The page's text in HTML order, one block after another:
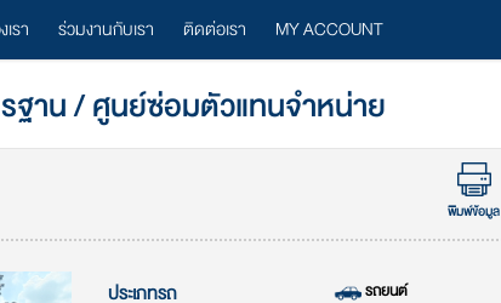
รา ร่วมงานกับเรา ติดต่อเรา MY ACCOUNT
ฐาน / ศูนย์ซ่อมตัวแทนจำหน่าย
พิมพ์ข้อมูล
ประเภทรถ รถยนต์